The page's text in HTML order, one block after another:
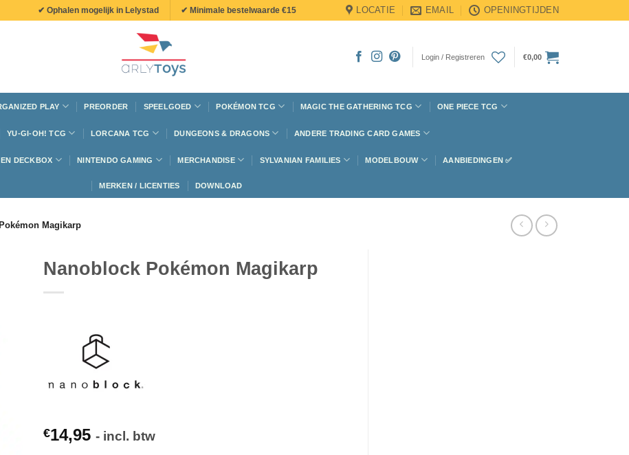
✔ Ophalen mogelijk in Lelystad ✔ Minimale bestelwaarde €15 LOCATIE EMAIL OPENINGTIJDEN
Login / Registreren €0,00
PLAY PREORDER SPEELGOED POKÉMON TCG MAGIC THE GATHERING TCG ONE PIECE TCG
YU-GI-OH! TCG LORCANA TCG DUNGEONS & DRAGONS ANDERE TRADING CARD GAMES
DECKBOX NINTENDO GAMING MERCHANDISE SYLVANIAN FAMILIES MODELBOUW AANBIEDINGEN ✅
MERKEN / LICENTIES DOWNLOAD
Magikarp
Nanoblock Pokémon Magikarp
€14,95 - incl. btw